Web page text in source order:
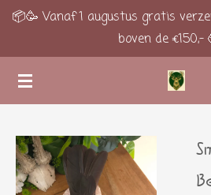
Ga
de
hoofdinhoud
📦🥳 Vanaf 1 augustus gratis
boven de €150,-